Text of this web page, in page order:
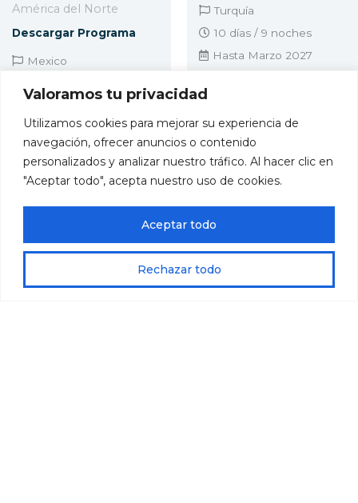
Valoramos tu privacidad
Utilizamos cookies para mejorar su experiencia de
navegación, ofrecer anuncios o contenido
personalizados y analizar nuestro tráfico. Al hacer clic en
"Aceptar todo", acepta nuestro uso de cookies.
Rechazar todo
Aceptar todo
América del Norte
Descargar Programa
Mexico
Hasta Noviembre 2026
Turquía
10 días / 9 noches
Hasta Marzo 2027
VER DESTACADOS